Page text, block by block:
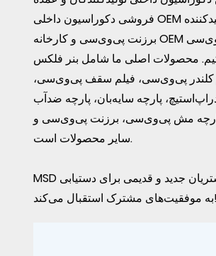
برزنت پی‌وی‌سی و کارخانه OEM پارچه بادی پی‌وی‌سی
محصولات اصلی ما شامل بنر فلکس
کلندر پی‌وی‌سی، فیلم سقف پی‌وی‌سی،
پارچه سایه‌بان، پارچه ضدآب
مش پی‌وی‌سی، برزنت پی‌وی‌سی و
سایر محصولات است.
MSD از همکاری با مشتریان جدید و قدیمی برای دستیابی
به موفقیت‌های مشترک استقبال می‌کند!